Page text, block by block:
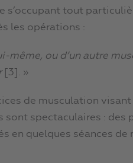
s’occupant tout
les opérations :
ou d’un autre
[3]. »
de musculation
sont spectaculaires : des
en quelques séances de